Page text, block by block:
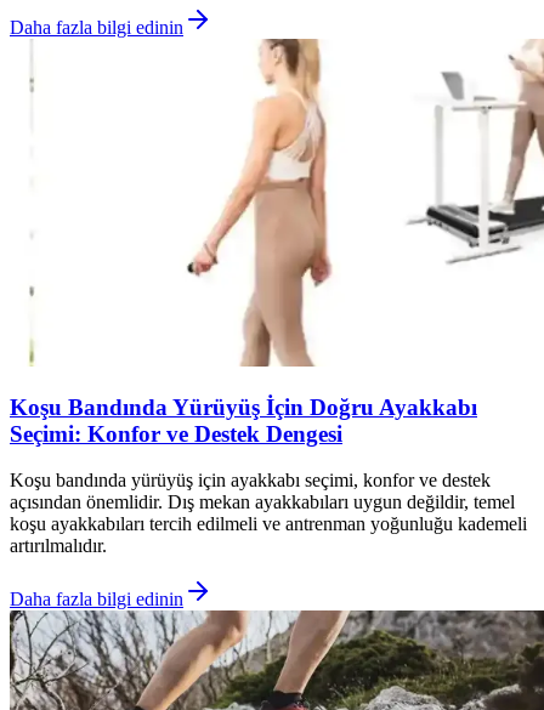
Daha fazla bilgi edinin
Koşu Bandında Yürüyüş İçin Doğru Ayakkabı
Seçimi: Konfor ve Destek Dengesi
Koşu bandında yürüyüş için ayakkabı seçimi, konfor ve destek
açısından önemlidir. Dış mekan ayakkabıları uygun değildir, temel
koşu ayakkabıları tercih edilmeli ve antrenman yoğunluğu kademeli
artırılmalıdır.
Daha fazla bilgi edinin